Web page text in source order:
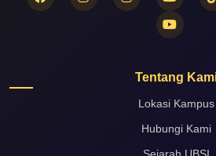
Tentang
Lokasi Kampus
Hubungi Kami